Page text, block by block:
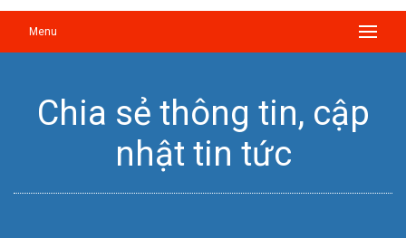
Menu
Chia sẻ thông tin, cập
nhật tin tức